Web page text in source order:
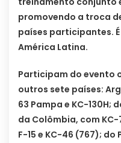
promovendo a troca
países participantes.
América Latina.
Participam do evento
outros sete países:
63 Pampa e KC-130H;
da Colômbia, com
F-15 e KC-46 (767); do